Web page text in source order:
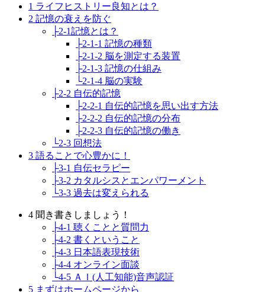
1 ライフヒストリー良知とは？
2 記憶の衰えを防ぐ
├2-1記憶とは？
├2-1-1 記憶の種類
├2-1-2 脳を測定する装置
├2-1-3 記憶の仕組み
└2-1-4 脳の実験
├2-2 自伝的記憶
├2-2-1 自伝的記憶を思い出す方法
├2-2-2 自伝的記憶の分布
├2-2-3 自伝的記憶の働き
└2-3 回想法
3 語ることで心豊かに！
├3-1 自伝セラピー
├3-2 カタルシスとエンパワーメント
└3-3 過去は変えられる
4 聞き書きしましょう！
├4-1 聴くことと質問力
├4-2 書くということ
├4-3 日本語表現技術
├4-4 オンライン面談
└4-5 ＡＩ(人工知能)音声認証
5 まずはホームページから